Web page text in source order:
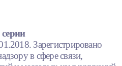
Зарегистрировано
в сфере связи,